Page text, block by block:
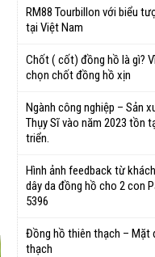
RM88 Tourbillon với biểu
tại Việt Nam
Chốt ( cốt) đồng hồ là gì?
chọn chốt đồng hồ xịn
Ngành công nghiệp – Sản
Thụy Sĩ vào năm 2023 tồn
triển.
Hình ảnh feedback từ
dây da đồng hồ cho 2 con
5396
Đồng hồ thiên thạch – Mặt
thạch